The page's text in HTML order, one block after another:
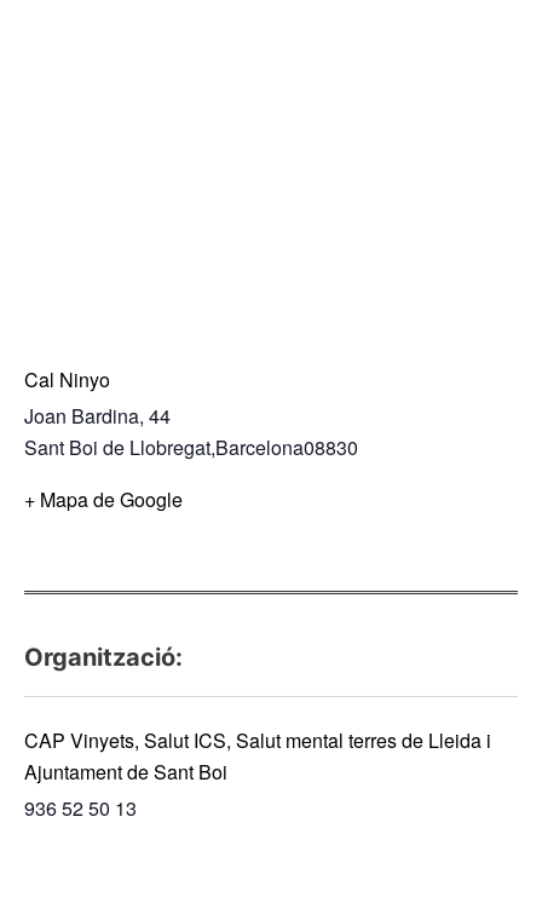
Cal Ninyo
Joan Bardina, 44
Sant Boi de Llobregat,Barcelona08830
+ Mapa de Google
Organització:
CAP Vinyets, Salut ICS, Salut mental terres de Lleida i
Ajuntament de Sant Boi
936 52 50 13